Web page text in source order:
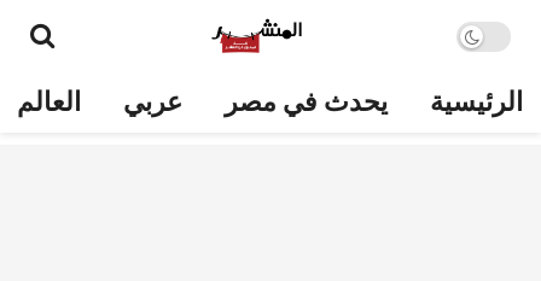
الرئيسية يحدث في مصر عربي العالم